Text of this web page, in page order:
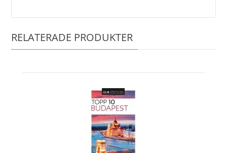
RELATERADE PRODUKTER